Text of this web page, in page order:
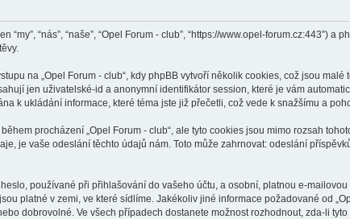
“nás”, “naše”, “Opel Forum - club”, “https://www.opel-forum.cz:443”) a
na „Opel Forum - club“, kdy phpBB vytvoří několik cookies, což jsou
jen uživatelské-id a anonymní identifikátor session, které je vám
k ukládání informace, které téma jste již přečetli, což vede k snažšímu a
procházení „Opel Forum - club“, ale tyto cookies jsou mimo rozsah
je vaše odeslání těchto údajů nám. Toto může zahrnovat: odeslání
používané při přihlašování do vašeho účtu, a osobní, platnou e-
platné v zemi, ve které sídlíme. Jakékoliv jiné informace požadované od
dobrovolné. Ve všech případech dostanete možnost rozhodnout, zda-li